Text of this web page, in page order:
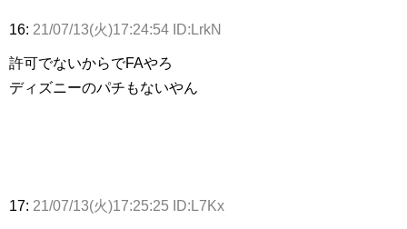
16: 21/07/13(火)17:24:54 ID:LrkN
許可でないからでFAやろ
ディズニーのパチもないやん
17: 21/07/13(火)17:25:25 ID:L7Kx